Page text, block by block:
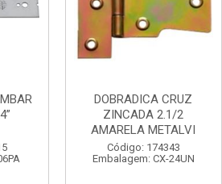
DOBRADICA CRUZ
ZINCADA 2.1/2
AMARELA METALVI
Código: 174343
Embalagem: CX-24UN